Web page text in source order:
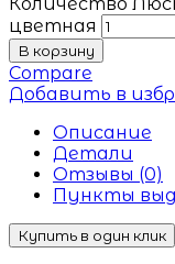
цветная
В корзину
Compare
Добавить в
Описание
Детали
Отзывы (0)
Пункты
Купить в один клик